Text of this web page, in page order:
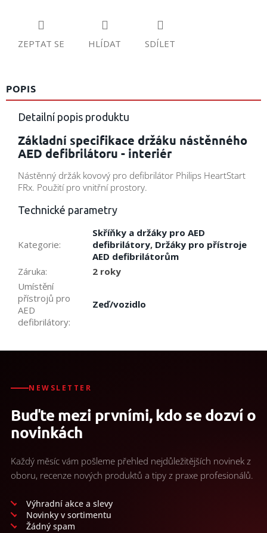
ZEPTAT SE HLÍDAT SDÍLET
POPIS
Detailní popis produktu
Základní specifikace držáku nástěnného
AED defibrilátoru - interiér
Nástěnný držák kovový pro defibrilátor Philips HeartStart
FRx. Použití pro vnitřní prostory.
Technické parametry
Kategorie:
Skříňky a držáky pro AED
defibrilátory, Držáky pro přístroje
AED defibrilátorům
Záruka:
2 roky
Umístění
přístrojů pro
AED
defibrilátory:
Zeď/vozidlo
NEWSLETTER
Buďte mezi prvními, kdo se dozví o
novinkách
Každý měsíc vám pošleme přehled nejdůležitějších novinek z
oboru, recenze nových produktů a tipy z praxe profesionálů.
Výhradní akce a slevy
Novinky v sortimentu
Žádný spam